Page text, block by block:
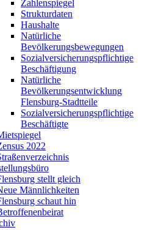
Zahlenspiegel
Strukturdaten
Haushalte
Natürliche
Bevölkerungsbewegungen
Sozialversicherungspflichtige
Beschäftigung
Natürliche
Bevölkerungsentwicklung
Flensburg-Stadtteile
Sozialversicherungspflichtige
Beschäftigte
2022
stellt gleich
Männlichkeiten
schaut hin